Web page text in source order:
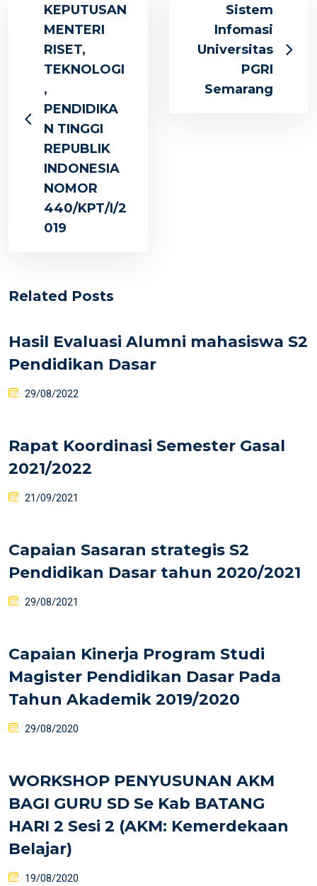
KEPUTUSAN
MENTERI
RISET,
TEKNOLOGI
,
PENDIDIKA
N TINGGI
REPUBLIK
INDONESIA
NOMOR
440/KPT/I/2
019
Sistem
Infomasi
Universitas
PGRI
Semarang
Related Posts
Hasil Evaluasi Alumni mahasiswa S2
Pendidikan Dasar
29/08/2022
Rapat Koordinasi Semester Gasal
2021/2022
21/09/2021
Capaian Sasaran strategis S2
Pendidikan Dasar tahun 2020/2021
29/08/2021
Capaian Kinerja Program Studi
Magister Pendidikan Dasar Pada
Tahun Akademik 2019/2020
29/08/2020
WORKSHOP PENYUSUNAN AKM
BAGI GURU SD Se Kab BATANG
HARI 2 Sesi 2 (AKM: Kemerdekaan
Belajar)
19/08/2020